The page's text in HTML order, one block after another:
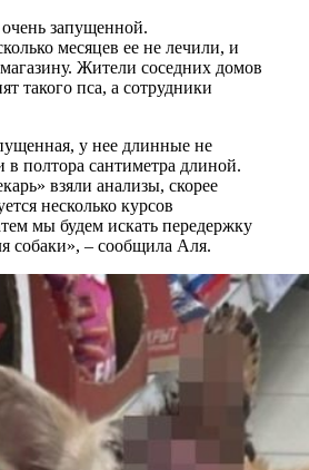
запущенной.
месяцев ее не лечили, и
Жители соседних домов
такого пса, а сотрудники
у нее длинные не
в полтора сантиметра длиной.
взяли анализы, скорее
несколько курсов
мы будем искать передержку
собаки», – сообщила Аля.